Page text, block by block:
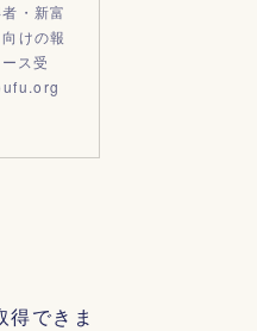
・新富
けの報
ス受
できま